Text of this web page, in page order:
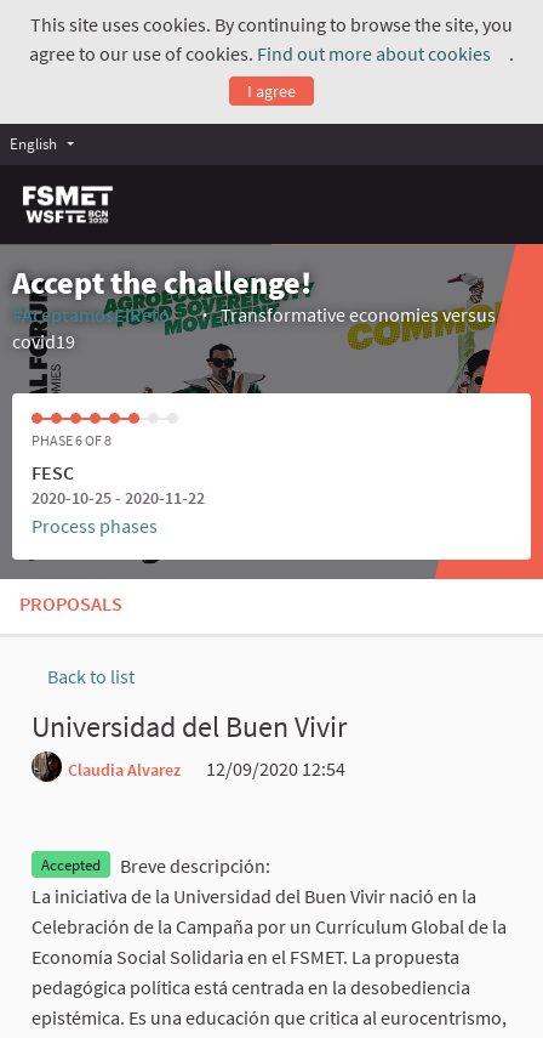
This site uses cookies. By continuing to browse the site, you
agree to our use of cookies. Find out more about cookies
.
I agree
English
Accept the challenge!
#AceptamosElReto
(External link)
Transformative economies versus
covid19
PHASE 6 OF 8
FESC
2020-10-25 - 2020-11-22
Process phases
PROPOSALS
Back to list
Universidad del Buen Vivir
Claudia Alvarez
12/09/2020 12:54
Accepted
Breve descripción:
La iniciativa de la Universidad del Buen Vivir nació en la
Celebración de la Campaña por un Currículum Global de la
Economía Social Solidaria en el FSMET. La propuesta
pedagógica política está centrada en la desobediencia
epistémica. Es una educación que critica al eurocentrismo,